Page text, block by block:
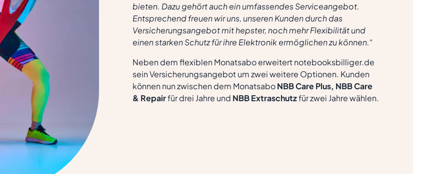
bieten. Dazu gehört auch ein umfassendes Serviceangebot.
Entsprechend freuen wir uns, unseren Kunden durch das
Versicherungsangebot mit hepster, noch mehr Flexibilität und
einen starken Schutz für ihre Elektronik ermöglichen zu können.“
Neben dem flexiblen Monatsabo erweitert notebooksbilliger.de
sein Versicherungsangebot um zwei weitere Optionen. Kunden
können nun zwischen dem MonatsaboNBB Care Plus, NBB Care
& Repairfür drei Jahre und NBB Extraschutzfür zwei Jahre wählen.